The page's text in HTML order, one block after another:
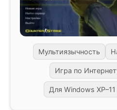
Мультиязычность
Игра по
Для Windows XP–11